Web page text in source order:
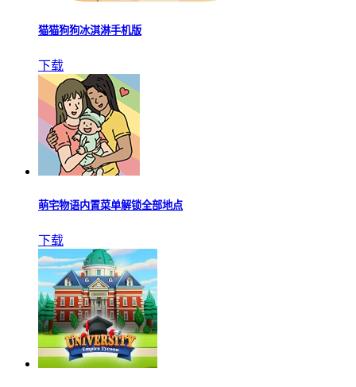
猫猫狗狗冰淇淋手机版
下载
萌宅物语内置菜单解锁全部地点
下载